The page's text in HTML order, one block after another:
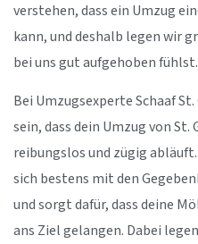
verstehen, dass ein Umzug
kann, und deshalb legen wir
bei uns gut aufgehoben fühlst.
Bei Umzugsexperte Schaaf
sein, dass dein Umzug von St.
reibungslos und zügig
sich bestens mit den
und sorgt dafür, dass deine
ans Ziel gelangen. Dabei